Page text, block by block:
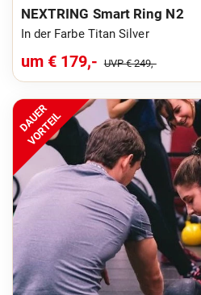
NEXTRING Smart Ring N2
In der Farbe Titan Silver
um € 179,- UVP € 249,-
DAUER
VORTEIL